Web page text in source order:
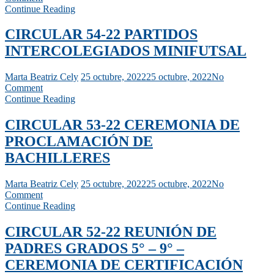
Continue Reading
CIRCULAR 54-22 PARTIDOS
INTERCOLEGIADOS MINIFUTSAL
Marta Beatriz Cely 25 octubre, 202225 octubre, 2022No
Comment
Continue Reading
CIRCULAR 53-22 CEREMONIA DE
PROCLAMACIÓN DE
BACHILLERES
Marta Beatriz Cely 25 octubre, 202225 octubre, 2022No
Comment
Continue Reading
CIRCULAR 52-22 REUNIÓN DE
PADRES GRADOS 5° – 9° –
CEREMONIA DE CERTIFICACIÓN